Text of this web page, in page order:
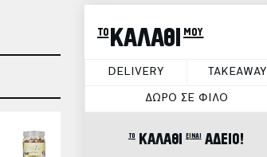
το ΚΑΛΑΘΙ μου
DELIVERY TAKEAWAY
ΔΩΡΟ ΣΕ ΦΙΛΟ
το ΚΑΛΑΘΙ είναι ΑΔΕΙΟ!